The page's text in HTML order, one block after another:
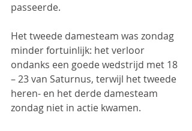
passeerde.
Het tweede damesteam was zondag
minder fortuinlijk: het verloor
ondanks een goede wedstrijd met 18
– 23 van Saturnus, terwijl het tweede
heren- en het derde damesteam
zondag niet in actie kwamen.